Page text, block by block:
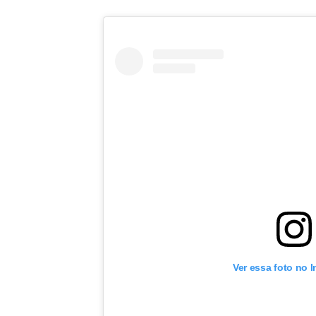
Ver essa foto no